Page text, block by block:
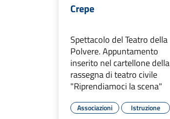
Crepe
Spettacolo del Teatro della
Polvere. Appuntamento
inserito nel cartellone della
rassegna di teatro civile
"Riprendiamoci la scena"
Associazioni
Istruzione